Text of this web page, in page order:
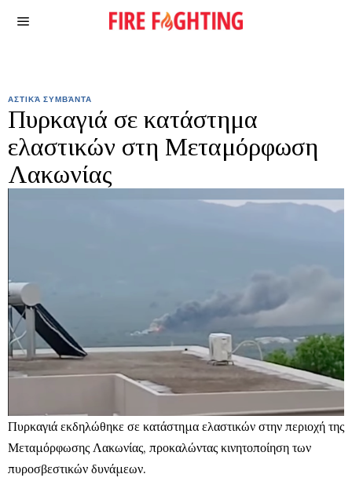
ΑΣΤΙΚΆ ΣΥΜΒΆΝΤΑ
Πυρκαγιά σε κατάστημα
ελαστικών στη Μεταμόρφωση
Λακωνίας
Πυρκαγιά εκδηλώθηκε σε κατάστημα ελαστικών στην περιοχή της
Μεταμόρφωσης Λακωνίας, προκαλώντας κινητοποίηση των
πυροσβεστικών δυνάμεων.